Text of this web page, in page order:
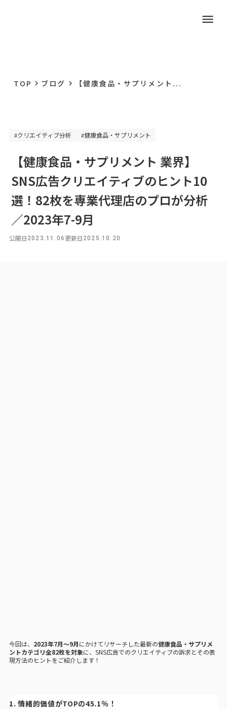
menu
TOP keyboard_arrow_right ブログ keyboard_arrow_right 【健康食品・サプリメント...
#クリエイティブ分析 #健康食品・サプリメント
【健康食品・サプリメント 業界】
SNS広告クリエイティブのヒント10
選！82枚を専業代理店のプロが分析
／2023年7-9月
公開日 2023.11.06 更新日 2025.10.20
今回は、 2023年7月〜9月にかけてリサーチした最新の健康食品・サプリメ
ントカテゴリ全82枚を対象に、SNS広告でのクリエイティブの訴求とその表
現方法のヒントをご紹介します！
1. 情緒的価値がTOPの45.1％！